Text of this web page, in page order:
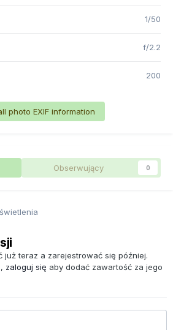
1/50
f/2.2
200
photo EXIF information
Obserwujący 0
już teraz a zarejestrować się później.
zaloguj się aby dodać zawartość za jego